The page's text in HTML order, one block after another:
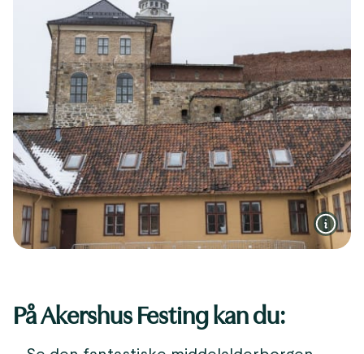
På Akershus Festing kan du: